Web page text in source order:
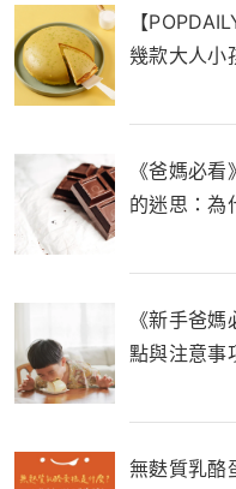
【
幾款大人小
《爸媽必
的迷思：為
《新手爸
點與注意事
無麩質乳酪